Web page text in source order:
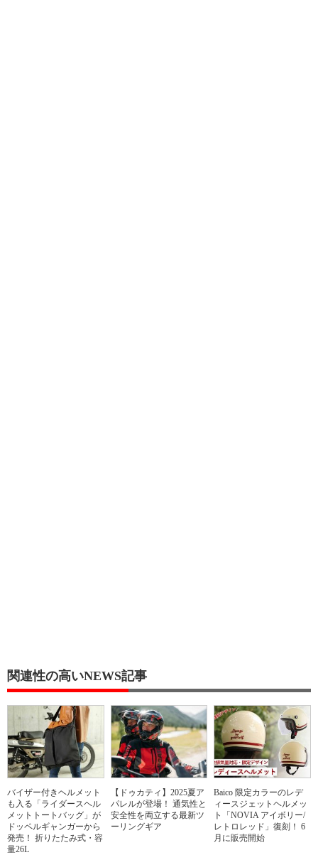
関連性の高いNEWS記事
バイザー付きヘルメット
も入る「ライダースヘル
メットトートバッグ」が
ドッペルギャンガーから
発売！ 折りたたみ式・容
量26L
【ドゥカティ】2025夏ア
パレルが登場！ 通気性と
安全性を両立する最新ツ
ーリングギア
Baico 限定カラーのレデ
ィースジェットヘルメッ
ト「NOVIA アイボリー/
レトロレッド」復刻！ 6
月に販売開始